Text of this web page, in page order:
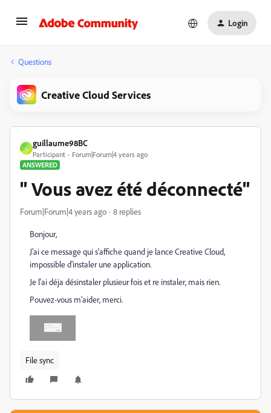
Login
Questions
Creative Cloud Services
G
guillaume98BC
Participant
Forum|Forum|4 years ago
ANSWERED
" Vous avez été déconnecté"
Forum|Forum|4 years ago 8 replies
Bonjour,
J'ai ce message qui s'affiche quand je lance Creative Cloud,
impossible d'instaler une application.
Je l'ai déja désinstaler plusieur fois et re instaler, mais rien.
Pouvez-vous m'aider, merci.
File sync